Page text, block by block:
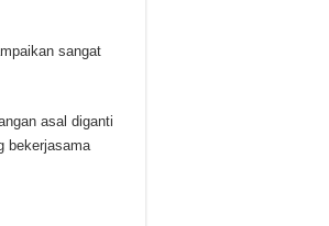
sangat
asal diganti
bekerjasama